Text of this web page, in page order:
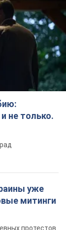
не только.
уже
митинги
протестов
Грэма о